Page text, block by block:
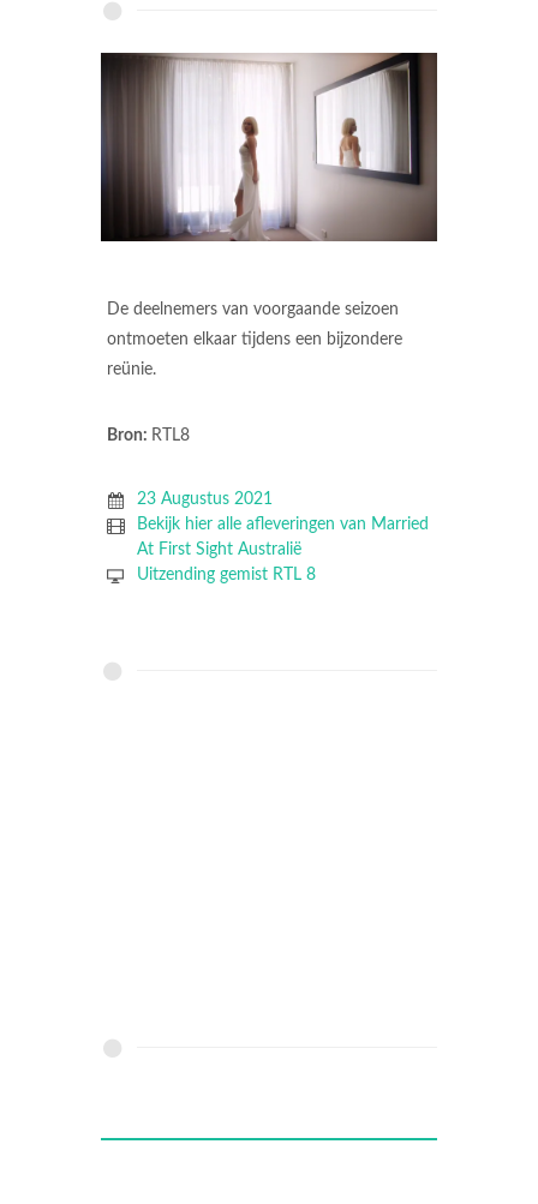
De deelnemers van voorgaande seizoen
ontmoeten elkaar tijdens een bijzondere
reünie.
Bron: RTL8
23 Augustus 2021
Bekijk hier alle afleveringen van Married
At First Sight Australië
Uitzending gemist RTL 8